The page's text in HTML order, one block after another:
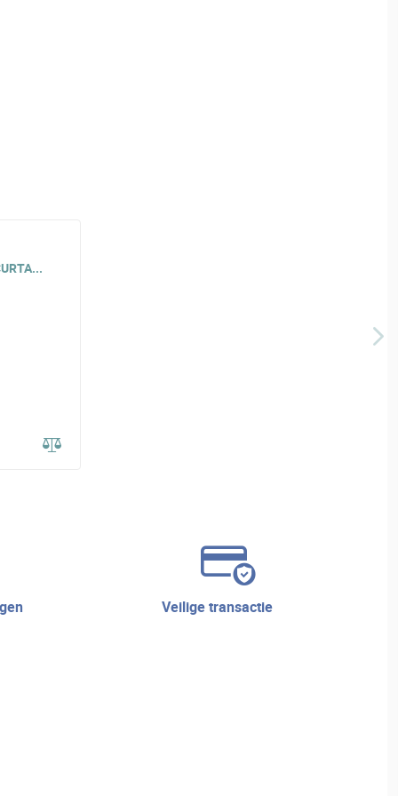
veilige transactie